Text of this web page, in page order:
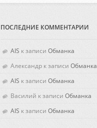
ПОСЛЕДНИЕ КОММЕНТАРИИ
AIS к записи Обманка
Александр к записи Обманка
AIS к записи Обманка
Василий к записи Обманка
AIS к записи Обманка